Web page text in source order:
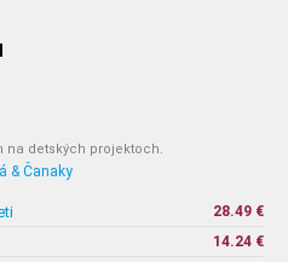
na detských projektoch.
& Čanaky
28.49 €
14.24 €